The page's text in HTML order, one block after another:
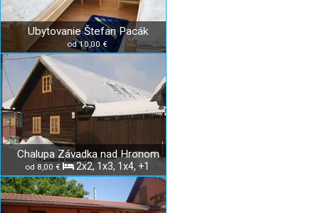
Ubytovanie Štefan Pacák
od 10,00 €
Chalupa Závadka nad Hronom
od 8,00 € 2x2, 1x3, 1x4, +1